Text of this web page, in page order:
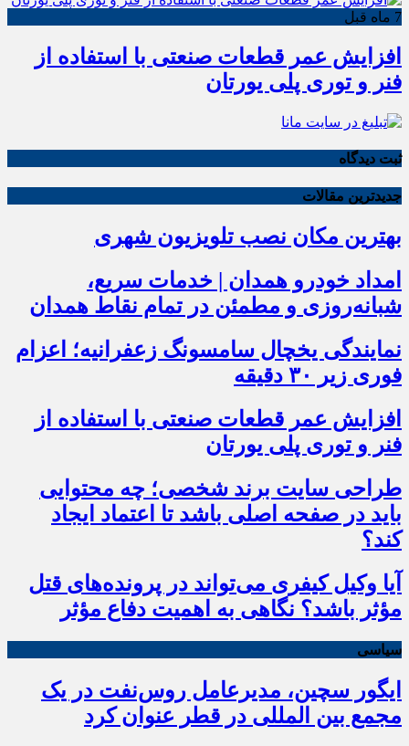
7 ماه قبل
افزایش عمر قطعات صنعتی با استفاده از
فنر و توری پلی یورتان
ثبت دیدگاه
جدیدترین مقالات
بهترین مکان نصب تلویزیون شهری
امداد خودرو همدان | خدمات سریع،
شبانه‌روزی و مطمئن در تمام نقاط همدان
نمایندگی یخچال سامسونگ زعفرانیه؛ اعزام
فوری زیر ۳۰ دقیقه
افزایش عمر قطعات صنعتی با استفاده از
فنر و توری پلی یورتان
طراحی سایت برند شخصی؛ چه محتوایی
باید در صفحه اصلی باشد تا اعتماد ایجاد
کند؟
آیا وکیل کیفری می‌تواند در پرونده‌های قتل
مؤثر باشد؟ نگاهی به اهمیت دفاع مؤثر
سیاسی
ایگور سچین، مدیرعامل روس‌نفت در یک
مجمع بین المللی در قطر عنوان کرد